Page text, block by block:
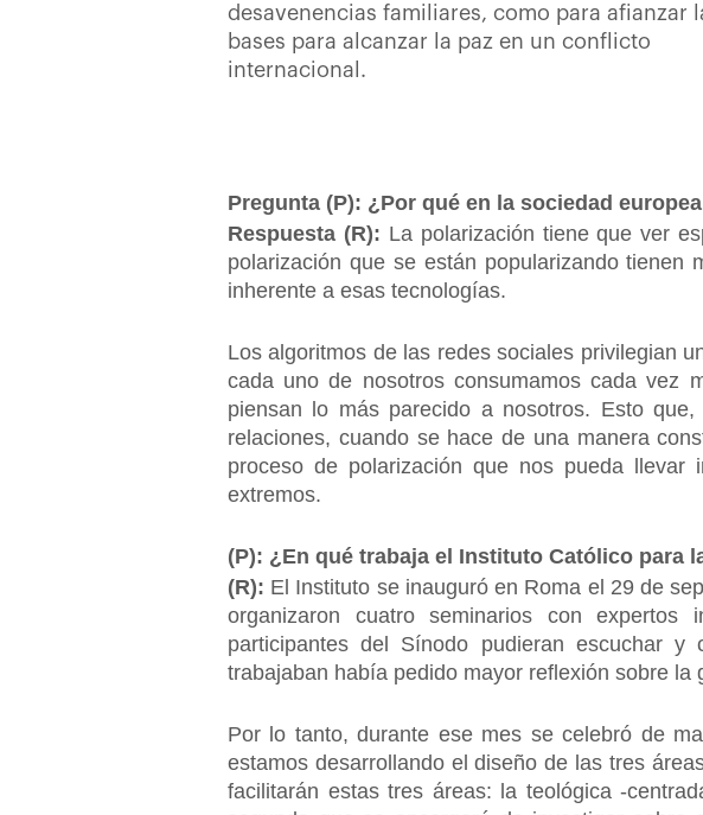
desavenencias familiares, como para afianzar
bases para alcanzar la paz en un conflicto
internacional.
Pregunta (P): ¿Por qué en la sociedad
Respuesta (R): La polarización tiene que ver
polarización que se están popularizando
inherente a esas tecnologías.
Los algoritmos de las redes sociales privilegian
cada uno de nosotros consumamos cada vez
piensan lo más parecido a nosotros. Esto
relaciones, cuando se hace de una manera
proceso de polarización que nos pueda
extremos.
(P): ¿En qué trabaja el Instituto Católico para
(R): El Instituto se inauguró en Roma el 29 de
organizaron cuatro seminarios con expertos
participantes del Sínodo pudieran escuchar
trabajaban había pedido mayor reflexión sobre la
Por lo tanto, durante ese mes se celebró de
estamos desarrollando el diseño de las tres
facilitarán estas tres áreas: la teológica -